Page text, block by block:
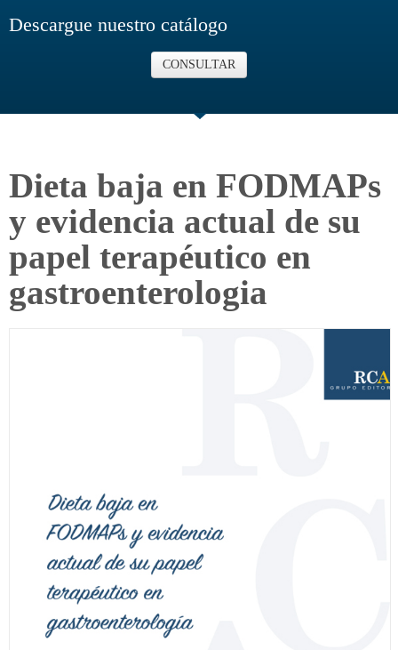
Descargue nuestro catálogo
CONSULTAR
Dieta baja en FODMAPs
y evidencia actual de su
papel terapéutico en
gastroenterologia